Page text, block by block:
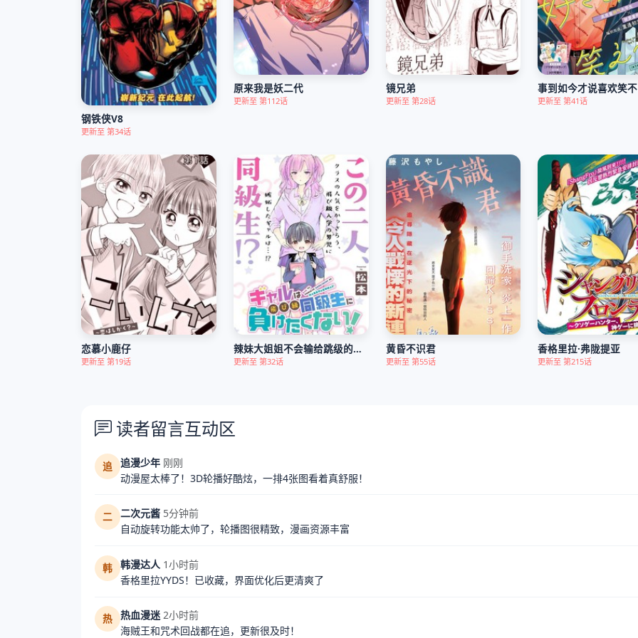
钢铁侠V8
更新至 第34话
原来我是妖二代
更新至 第112话
镜兄弟
更新至 第28话
事到如今才说喜欢笑
更新至 第41话
恋慕小鹿仔
更新至 第19话
辣妹大姐姐不会输给跳级的同级生！
更新至 第32话
黄昏不识君
更新至 第55话
香格里拉·弗陇提亚
更新至 第215话
读者留言互动区
追 追漫少年 刚刚
动漫屋太棒了！3D轮播好酷炫，一排4张图看着真舒服！
二 二次元酱 5分钟前
自动旋转功能太帅了，轮播图很精致，漫画资源丰富
韩 韩漫达人 1小时前
香格里拉YYDS！已收藏，界面优化后更清爽了
热 热血漫迷 2小时前
海贼王和咒术回战都在追，更新很及时！